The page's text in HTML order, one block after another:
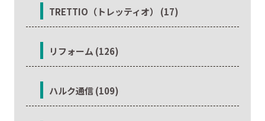
TRETTIO（トレッティオ） (17)
リフォーム (126)
ハルク通信 (109)